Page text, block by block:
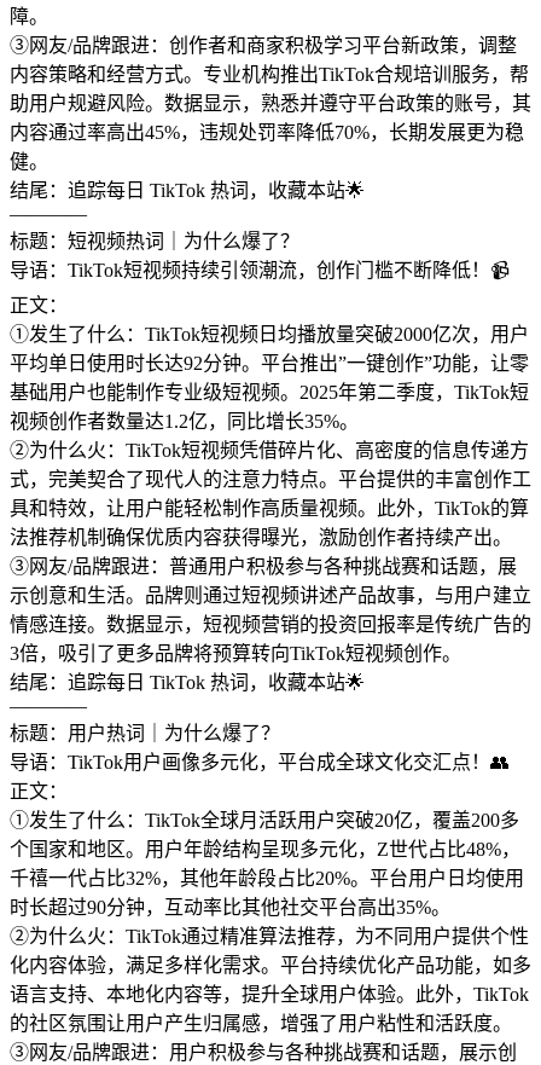
障。
③网友/品牌跟进：创作者和商家积极学习平台新政策，调整
内容策略和经营方式。专业机构推出TikTok合规培训服务，帮
助用户规避风险。数据显示，熟悉并遵守平台政策的账号，其
内容通过率高出45%，违规处罚率降低70%，长期发展更为稳
健。
结尾：追踪每日 TikTok 热词，收藏本站🌟
————
标题：短视频热词｜为什么爆了？
导语：TikTok短视频持续引领潮流，创作门槛不断降低！📹
正文：
①发生了什么：TikTok短视频日均播放量突破2000亿次，用户
平均单日使用时长达92分钟。平台推出”一键创作”功能，让零
基础用户也能制作专业级短视频。2025年第二季度，TikTok短
视频创作者数量达1.2亿，同比增长35%。
②为什么火：TikTok短视频凭借碎片化、高密度的信息传递方
式，完美契合了现代人的注意力特点。平台提供的丰富创作工
具和特效，让用户能轻松制作高质量视频。此外，TikTok的算
法推荐机制确保优质内容获得曝光，激励创作者持续产出。
③网友/品牌跟进：普通用户积极参与各种挑战赛和话题，展
示创意和生活。品牌则通过短视频讲述产品故事，与用户建立
情感连接。数据显示，短视频营销的投资回报率是传统广告的
3倍，吸引了更多品牌将预算转向TikTok短视频创作。
结尾：追踪每日 TikTok 热词，收藏本站🌟
————
标题：用户热词｜为什么爆了？
导语：TikTok用户画像多元化，平台成全球文化交汇点！👥
正文：
①发生了什么：TikTok全球月活跃用户突破20亿，覆盖200多
个国家和地区。用户年龄结构呈现多元化，Z世代占比48%，
千禧一代占比32%，其他年龄段占比20%。平台用户日均使用
时长超过90分钟，互动率比其他社交平台高出35%。
②为什么火：TikTok通过精准算法推荐，为不同用户提供个性
化内容体验，满足多样化需求。平台持续优化产品功能，如多
语言支持、本地化内容等，提升全球用户体验。此外，TikTok
的社区氛围让用户产生归属感，增强了用户粘性和活跃度。
③网友/品牌跟进：用户积极参与各种挑战赛和话题，展示创